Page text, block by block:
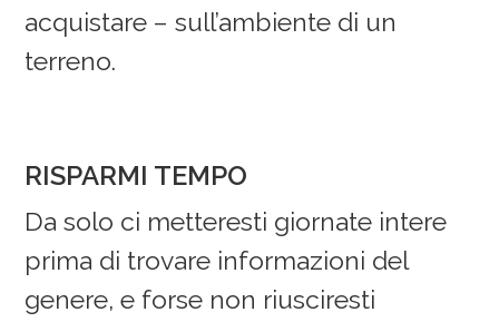
acquistare – sull’ambiente di un
terreno.
RISPARMI TEMPO
Da solo ci metteresti giornate intere
prima di trovare informazioni del
genere, e forse non riusciresti